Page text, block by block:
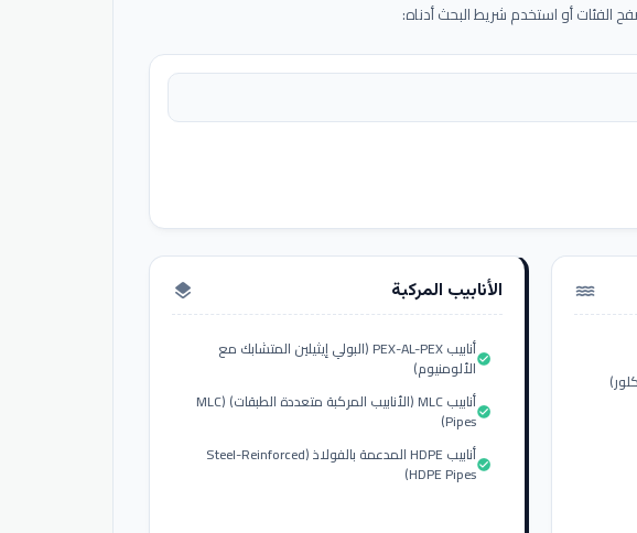
الفئات أو استخدم شريط البحث أدناه:
الأنابيب المركبة layers
أنابيب PEX-AL-PEX (البولي إيثيلين المتشابك مع
الألومنيوم)check_circle
أنابيب MLC (الأنابيب المركبة متعددة الطبقات) (MLC
Pipes)check_circle
أنابيب HDPE المدعمة بالفولاذ (Steel-Reinforced
HDPE Pipes)check_circle